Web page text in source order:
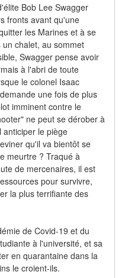
Bob Lee Swagger
fronts avant qu'une
les Marines et à se
chalet, au sommet
Swagger pense avoir
à l'abri de toute
le colonel Isaac
une fois de plus
imminent contre le
ne peut se dérober à
anticiper le piège
qu'il va bientôt se
meurtre ? Traqué à
de mercenaires, il est
pour survivre,
la plus terrifiante des
de Covid-19 et du
à l'université, et sa
en quarantaine dans la
le croient-ils.